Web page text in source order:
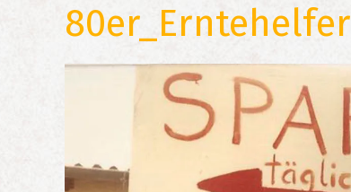
80er_Erntehelfer